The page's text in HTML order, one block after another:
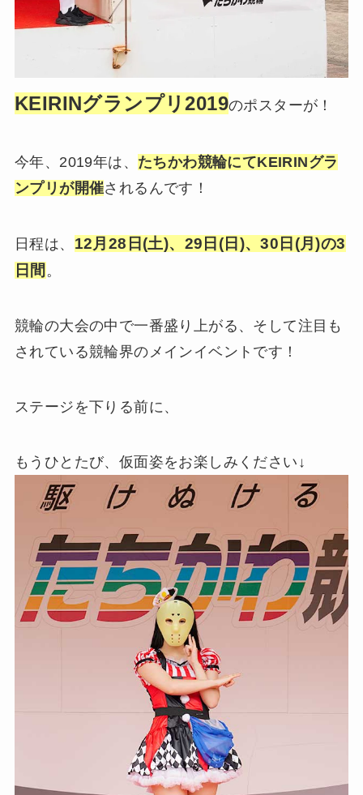
KEIRINグランプリ2019のポスターが！
今年、2019年は、 たちかわ競輪にてKEIRINグラ
ンプリが開催されるんです！
日程は、 12月28日(土)、29日(日)、30日(月)の3
日間 。
競輪の大会の中で一番盛り上がる、そして注目も
されている競輪界のメインイベントです！
ステージを下りる前に、
もうひとたび、仮面姿をお楽しみください↓